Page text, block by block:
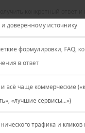
доверенному источнику
формулировки, FAQ,
в ответ
чаще коммерческие
«лучшие сервисы...»)
трафика и